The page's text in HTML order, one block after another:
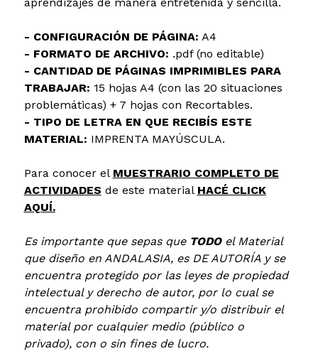
- CONFIGURACIÓN DE PÁGINA: A4
- FORMATO DE ARCHIVO: .pdf (no editable)
- CANTIDAD DE PÁGINAS IMPRIMIBLES PARA
TRABAJAR: 15 hojas A4 (con las 20 situaciones
problemáticas) + 7 hojas con Recortables.
- TIPO DE LETRA EN QUE RECIBÍS ESTE
MATERIAL: IMPRENTA MAYÚSCULA.
Para conocer el MUESTRARIO COMPLETO DE
ACTIVIDADES de este material HACÉ CLICK
AQUÍ.
Es importante que sepas que TODO el Material
que diseño en ANDALASIA, es DE AUTORÍA y se
encuentra protegido por las leyes de propiedad
intelectual y derecho de autor, por lo cual se
encuentra prohibido compartir y/o distribuir el
material por cualquier medio (público o
privado), con o sin fines de lucro.